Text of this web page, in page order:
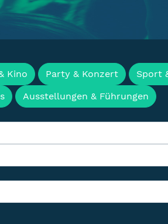
Termine &
Kino Party & Konzert Sport
Ausstellungen & Führungen